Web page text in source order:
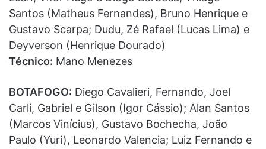
Santos (Matheus Fernandes), Bruno Henrique e
Gustavo Scarpa; Dudu, Zé Rafael (Lucas Lima) e
Deyverson (Henrique Dourado)
Técnico: Mano Menezes
BOTAFOGO: Diego Cavalieri, Fernando, Joel
Carli, Gabriel e Gilson (Igor Cássio); Alan Santos
(Marcos Vinícius), Gustavo Bochecha, João
Paulo (Yuri), Leonardo Valencia; Luiz Fernando e